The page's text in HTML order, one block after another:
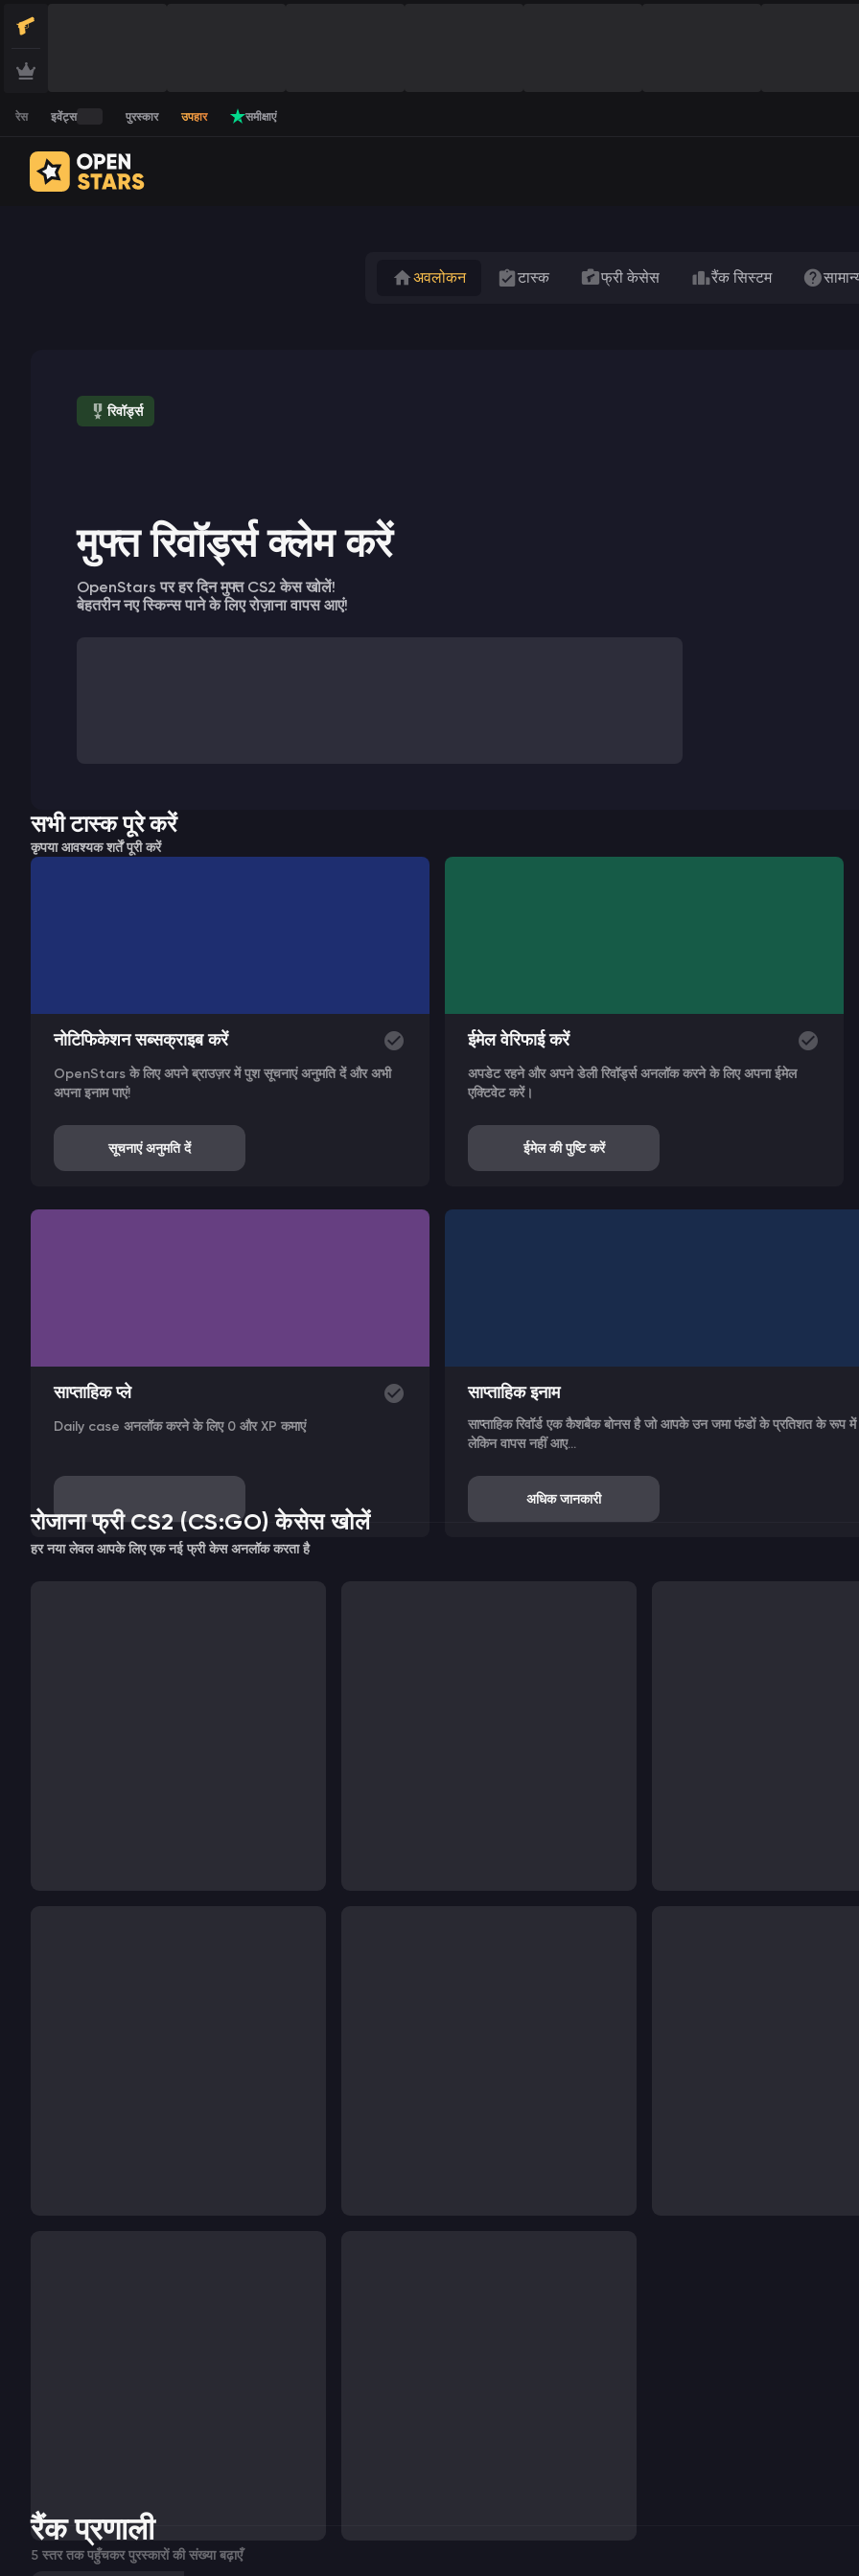
रेस इवेंट्स पुरस्कार उपहार समीक्षाएं
अवलोकन टास्क फ्री केसेस रैंक सिस्टम
रिवॉर्ड्स
मुफ्त रिवॉर्ड्स क्लेम करें
OpenStars पर हर दिन मुफ्त CS2 केस खोलें!
बेहतरीन नए स्किन्स पाने के लिए रोज़ाना वापस आएं!
सभी टास्क पूरे करें
कृपया आवश्यक शर्तें पूरी करें
नोटिफिकेशन सब्सक्राइब करें
OpenStars के लिए अपने ब्राउज़र में पुश सूचनाएं अनुमति दें और अभी
अपना इनाम पाएं!
सूचनाएं अनुमति दें
ईमेल वेरिफाई करें
अपडेट रहने और अपने डेली रिवॉर्ड्स अनलॉक करने के लिए अपना ईमेल
एक्टिवेट करें।
ईमेल की पुष्टि करें
साप्ताहिक प्ले
Daily case अनलॉक करने के लिए 0 और XP कमाएं
साप्ताहिक इनाम
साप्ताहिक रिवॉर्ड एक कैशबैक बोनस है जो आपके उन जमा फंडों के प्रतिशत के रूप में
लेकिन वापस नहीं आए...
अधिक जानकारी
रोजाना फ्री CS2 (CS:GO) केसेस खोलें
हर नया लेवल आपके लिए एक नई फ्री केस अनलॉक करता है
रैंक प्रणाली
5 स्तर तक पहुँचकर पुरस्कारों की संख्या बढ़ाएँ